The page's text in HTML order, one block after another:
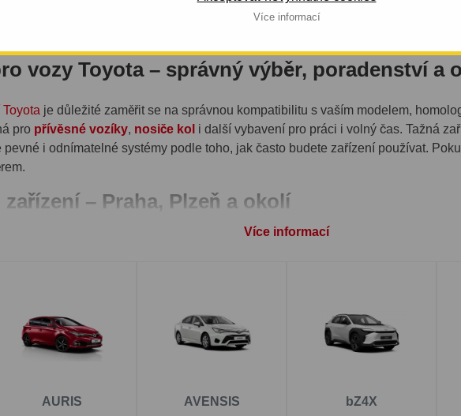
Více informací
TOYOTA – RAV4, COROLLA, HILUX
vozy Toyota – správný výběr, poradenství a
je důležité zaměřit se na správnou kompatibilitu s vaším modelem,
pro přívěsné vozíky, nosiče kol i další vybavení pro práci i volný čas. Tažná
i odnímatelné systémy podle toho, jak často budete zařízení používat.
– Praha, Plzeň a okolí
jednotlivé modely Toyota
a stabilita pro aktivní použití
Více informací
AURIS AVENSIS bZ4X